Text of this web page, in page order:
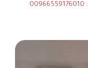
:
00966559176010